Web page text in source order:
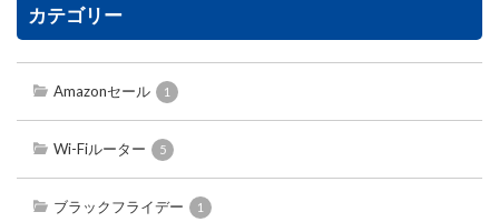
カテゴリー
Amazonセール 1
Wi-Fiルーター 5
ブラックフライデー 1